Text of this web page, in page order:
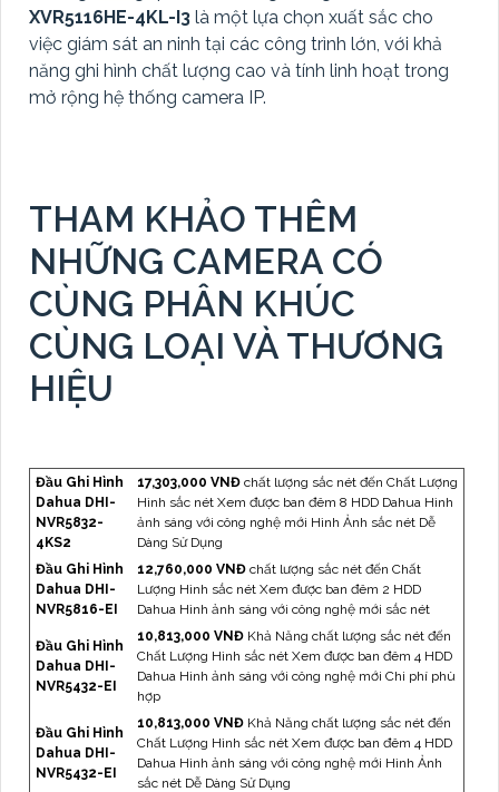
XVR5116HE-4KL-I3 là một lựa chọn xuất sắc cho
việc giám sát an ninh tại các công trình lớn, với khả
năng ghi hình chất lượng cao và tính linh hoạt trong
mở rộng hệ thống camera IP.
THAM KHẢO THÊM
NHỮNG CAMERA CÓ
CÙNG PHÂN KHÚC
CÙNG LOẠI VÀ THƯƠNG
HIỆU
Đầu Ghi Hình
Dahua DHI-
NVR5832-
4KS2
17,303,000 VNĐ chất lượng sắc nét đến Chất Lượng
Hình sắc nét Xem được ban đêm 8 HDD Dahua Hình
ảnh sáng với công nghệ mới Hình Ảnh sắc nét Dễ
Dàng Sử Dụng
Đầu Ghi Hình
Dahua DHI-
NVR5816-EI
12,760,000 VNĐ chất lượng sắc nét đến Chất
Lượng Hình sắc nét Xem được ban đêm 2 HDD
Dahua Hình ảnh sáng với công nghệ mới sắc nét
Đầu Ghi Hình
Dahua DHI-
NVR5432-EI
10,813,000 VNĐ Khả Năng chất lượng sắc nét đến
Chất Lượng Hình sắc nét Xem được ban đêm 4 HDD
Dahua Hình ảnh sáng với công nghệ mới Chi phí phù
hợp
Đầu Ghi Hình
Dahua DHI-
NVR5432-EI
10,813,000 VNĐ Khả Năng chất lượng sắc nét đến
Chất Lượng Hình sắc nét Xem được ban đêm 4 HDD
Dahua Hình ảnh sáng với công nghệ mới Hình Ảnh
sắc nét Dễ Dàng Sử Dụng